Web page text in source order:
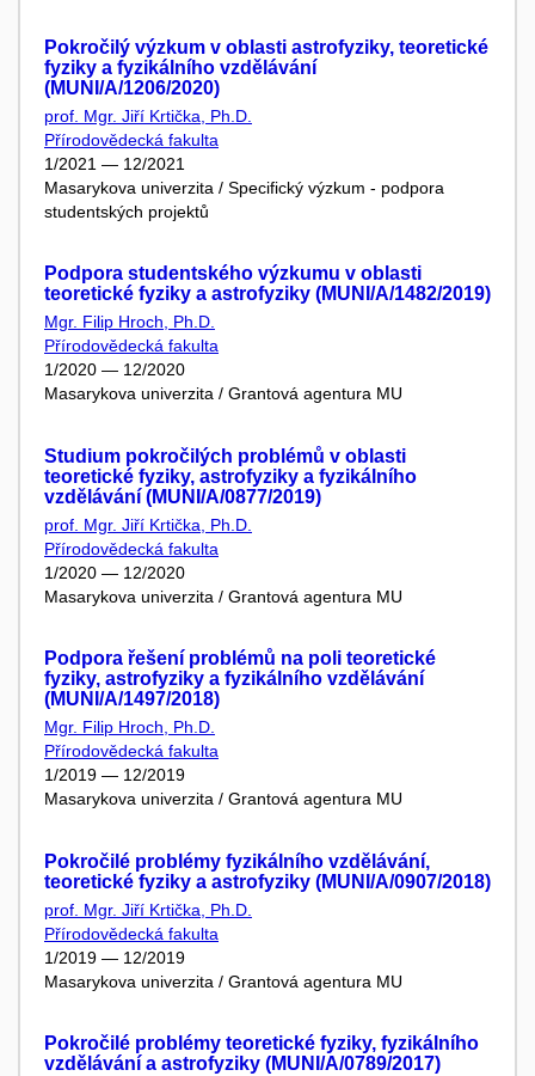
Pokročilý výzkum v oblasti astrofyziky, teoretické
fyziky a fyzikálního vzdělávání
(MUNI/A/1206/2020)
prof. Mgr. Jiří Krtička, Ph.D.
Přírodovědecká fakulta
1/2021 — 12/2021
Masarykova univerzita / Specifický výzkum - podpora
studentských projektů
Podpora studentského výzkumu v oblasti
teoretické fyziky a astrofyziky (MUNI/A/1482/2019)
Mgr. Filip Hroch, Ph.D.
Přírodovědecká fakulta
1/2020 — 12/2020
Masarykova univerzita / Grantová agentura MU
Studium pokročilých problémů v oblasti
teoretické fyziky, astrofyziky a fyzikálního
vzdělávání (MUNI/A/0877/2019)
prof. Mgr. Jiří Krtička, Ph.D.
Přírodovědecká fakulta
1/2020 — 12/2020
Masarykova univerzita / Grantová agentura MU
Podpora řešení problémů na poli teoretické
fyziky, astrofyziky a fyzikálního vzdělávání
(MUNI/A/1497/2018)
Mgr. Filip Hroch, Ph.D.
Přírodovědecká fakulta
1/2019 — 12/2019
Masarykova univerzita / Grantová agentura MU
Pokročilé problémy fyzikálního vzdělávání,
teoretické fyziky a astrofyziky (MUNI/A/0907/2018)
prof. Mgr. Jiří Krtička, Ph.D.
Přírodovědecká fakulta
1/2019 — 12/2019
Masarykova univerzita / Grantová agentura MU
Pokročilé problémy teoretické fyziky, fyzikálního
vzdělávání a astrofyziky (MUNI/A/0789/2017)